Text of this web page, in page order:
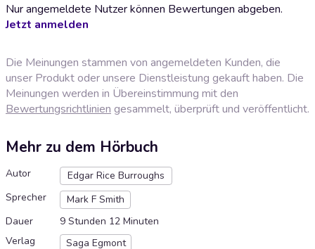
Nur angemeldete Nutzer können Bewertungen abgeben.
Jetzt anmelden
Die Meinungen stammen von angemeldeten Kunden, die
unser Produkt oder unsere Dienstleistung gekauft haben. Die
Meinungen werden in Übereinstimmung mit den
Bewertungsrichtlinien gesammelt, überprüft und veröffentlicht.
Mehr zu dem Hörbuch
Autor
Edgar Rice Burroughs
Sprecher
Mark F Smith
Dauer
9 Stunden 12 Minuten
Verlag
Saga Egmont